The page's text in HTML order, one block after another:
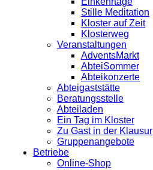
Stille Meditation
Kloster auf Zeit
Klosterweg
Veranstaltungen
AdventsMarkt
AbteiSommer
Abteikonzerte
Abteigaststätte
Beratungsstelle
Abteiladen
Ein Tag im Kloster
Zu Gast in der Klausur
Gruppenangebote
Betriebe
Online-Shop